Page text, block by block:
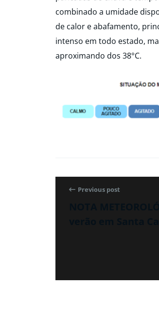
combinado a umidade
de calor e abafamento,
intenso em todo estado,
aproximando dos 38°C.
Previous post